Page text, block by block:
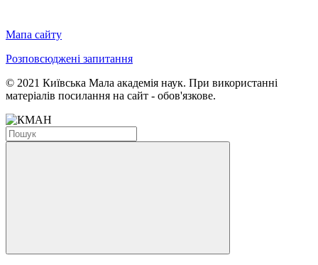
Мапа сайту
Розповсюджені запитання
© 2021 Київська Мала академія наук. При використанні
матеріалів посилання на сайт - обов'язкове.